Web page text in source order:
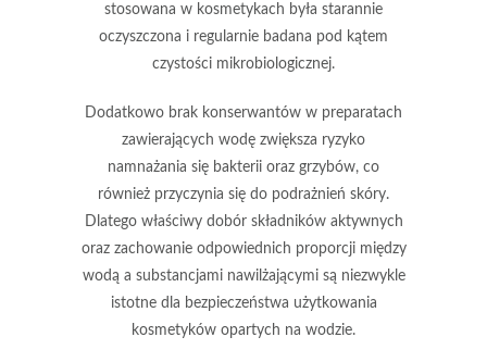
stosowana w kosmetykach była starannie
oczyszczona i regularnie badana pod kątem
czystości mikrobiologicznej.
Dodatkowo brak konserwantów w preparatach
zawierających wodę zwiększa ryzyko
namnażania się bakterii oraz grzybów, co
również przyczynia się do podrażnień skóry.
Dlatego właściwy dobór składników aktywnych
oraz zachowanie odpowiednich proporcjimiędzy
wodą a substancjami nawilżającymi są niezwykle
istotne dla bezpieczeństwa użytkowania
kosmetyków opartych na wodzie.